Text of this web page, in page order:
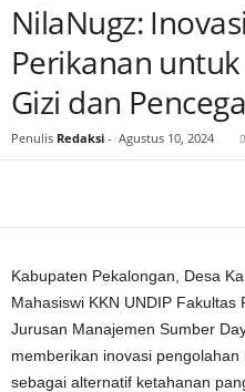
NilaNugz:
Perikanan
Gizi dan
Penulis Redaksi - Agustus 10, 2024
Kabupaten Pekalongan, Desa
Mahasiswi KKN UNDIP
Jurusan Manajemen Sumber
memberikan inovasi
sebagai alternatif ketahanan